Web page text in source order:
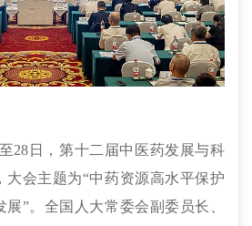
28日，第十二届中医药发展与科
大会主题为“中药资源高水平保护
”。全国人大常委会副委员长、